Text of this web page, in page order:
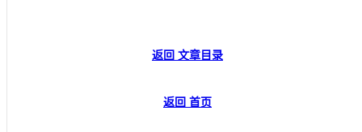
返回 文章目录
返回 首页